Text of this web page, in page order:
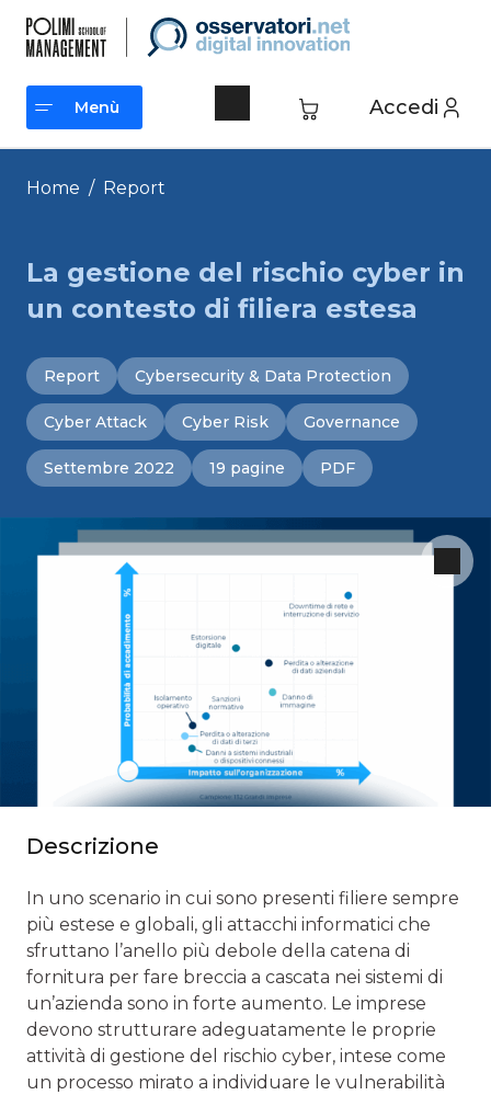
contenuto
Accedi
Menù
Menù
Home / Report
La gestione del rischio cyber in
un contesto di filiera estesa
Report Cybersecurity & Data Protection
Cyber Attack Cyber Risk Governance
Settembre 2022 19 pagine PDF
Descrizione
In uno scenario in cui sono presenti filiere sempre
più estese e globali, gli attacchi informatici che
sfruttano l’anello più debole della catena di
fornitura per fare breccia a cascata nei sistemi di
un’azienda sono in forte aumento. Le imprese
devono strutturare adeguatamente le proprie
attività di gestione del rischio cyber, intese come
un processo mirato a individuare le vulnerabilità